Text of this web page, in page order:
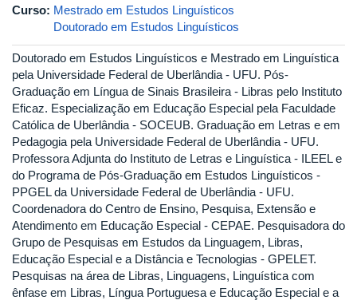
Curso: Mestrado em Estudos Linguísticos
Doutorado em Estudos Linguísticos
Doutorado em Estudos Linguísticos e Mestrado em Linguística
pela Universidade Federal de Uberlândia - UFU. Pós-
Graduação em Língua de Sinais Brasileira - Libras pelo Instituto
Eficaz. Especialização em Educação Especial pela Faculdade
Católica de Uberlândia - SOCEUB. Graduação em Letras e em
Pedagogia pela Universidade Federal de Uberlândia - UFU.
Professora Adjunta do Instituto de Letras e Linguística - ILEEL e
do Programa de Pós-Graduação em Estudos Linguísticos -
PPGEL da Universidade Federal de Uberlândia - UFU.
Coordenadora do Centro de Ensino, Pesquisa, Extensão e
Atendimento em Educação Especial - CEPAE. Pesquisadora do
Grupo de Pesquisas em Estudos da Linguagem, Libras,
Educação Especial e a Distância e Tecnologias - GPELET.
Pesquisas na área de Libras, Linguagens, Linguística com
ênfase em Libras, Língua Portuguesa e Educação Especial e a